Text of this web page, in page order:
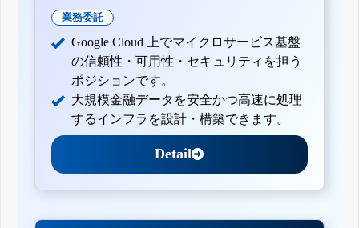
業務委託
Google Cloud 上でマイクロサービス基盤
の信頼性・可用性・セキュリティを担う
ポジションです。
大規模金融データを安全かつ高速に処理
するインフラを設計・構築できます。
Detail